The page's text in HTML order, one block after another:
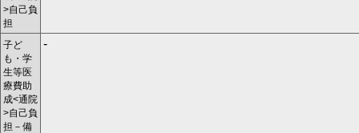
>自己負
担
子ど
も・学
生等医
療費助
成<通院
>自己負
担－備
-